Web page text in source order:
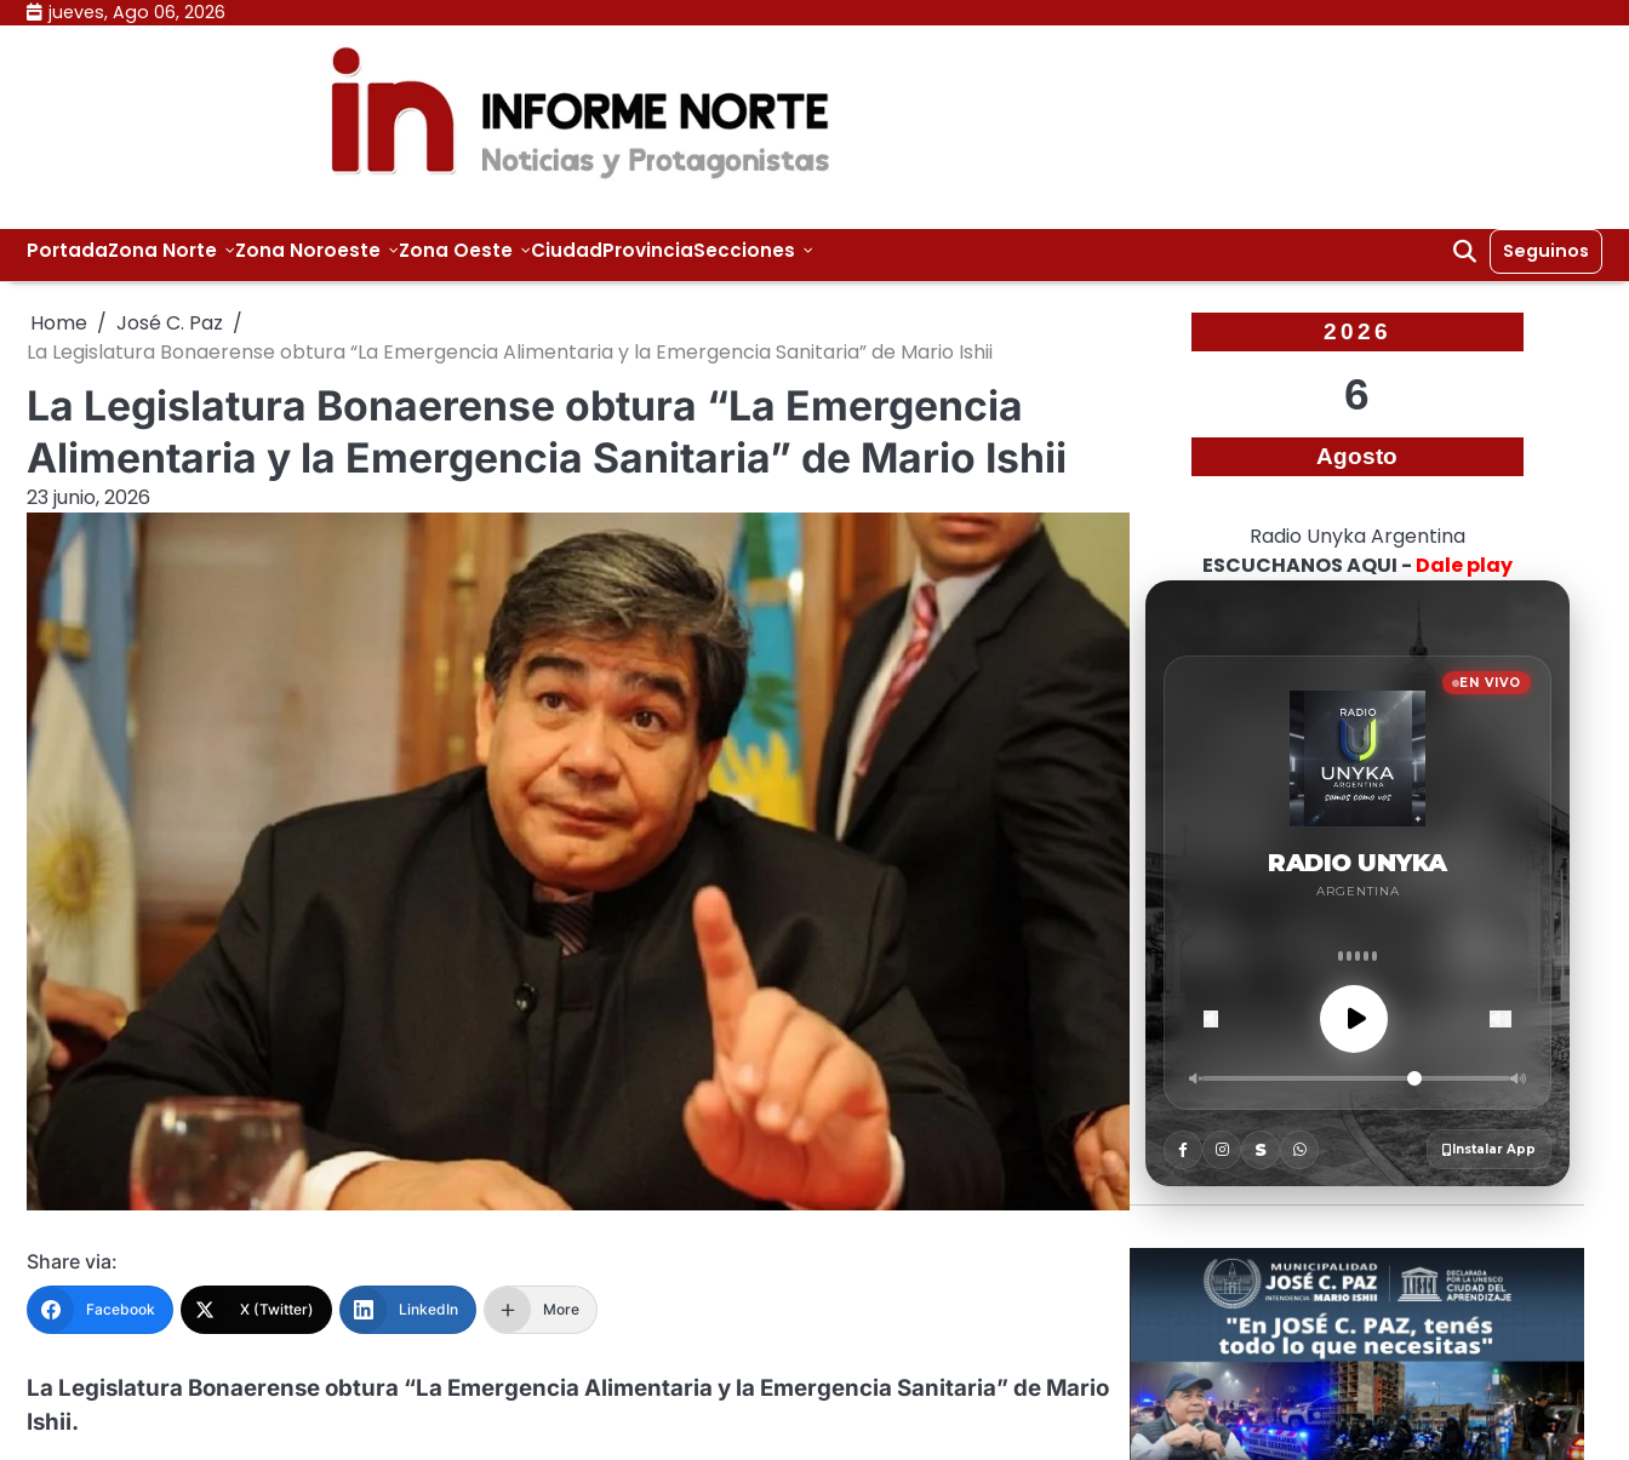
Skip jueves, Ago 06, 2026
PortadaZona Norte Zona Noroeste Zona Oeste CiudadProvinciaSecciones Seguinos
Home
José C. Paz
La Legislatura Bonaerense obtura “La Emergencia Alimentaria y la Emergencia Sanitaria” de Mario Ishii
La Legislatura Bonaerense obtura “La Emergencia
Alimentaria y la Emergencia Sanitaria” de Mario Ishii
23 junio, 2026
Share via:
Facebook X (Twitter) LinkedIn More
La Legislatura Bonaerense obtura “La Emergencia Alimentaria y la Emergencia Sanitaria” de Mario
Ishii.
2026
6
Agosto
Radio Unyka Argentina
ESCUCHANOS AQUI - Dale play